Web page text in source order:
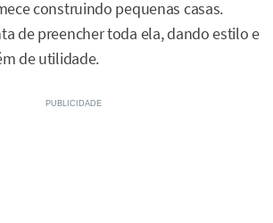
construindo pequenas casas.
de preencher toda ela, dando estilo e
de utilidade.